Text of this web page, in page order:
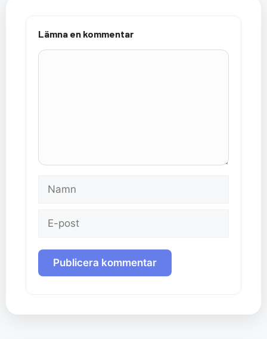
Lämna en kommentar
Kommentar
Namn